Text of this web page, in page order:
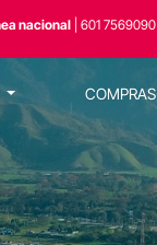
nacional | 601 7569090
COMPRAS